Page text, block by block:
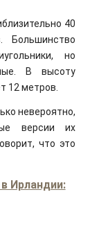
40
Большинство
но
В высоту
12 метров.
невероятно,
версии их
что это
Ирландии: